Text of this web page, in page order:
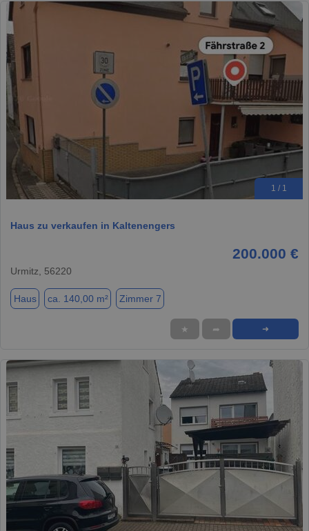
1 / 1
Haus zu verkaufen in Kaltenengers
200.000 €
Urmitz, 56220
Haus ca. 140,00 m² Zimmer 7
★ ➦ ➜